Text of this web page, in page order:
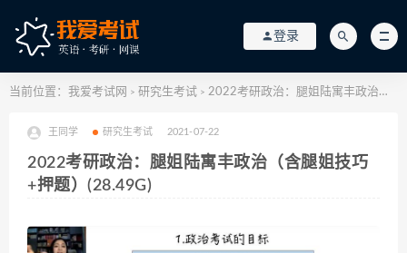
登录
当前位置： 我爱考试网 > 研究生考试 > 2022考研政治：腿姐陆寓丰政治（含腿姐技巧+押题）(28.49G)
王同学 研究生考试 2021-07-22
2022考研政治：腿姐陆寓丰政治（含腿姐技巧
+押题）(28.49G)